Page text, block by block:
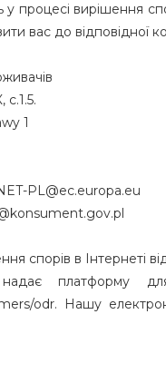
процесі вирішення
вас до відповідної
1
PL@ec.europa.eu
спорів в Інтернеті
надає платформу
odr. Нашу